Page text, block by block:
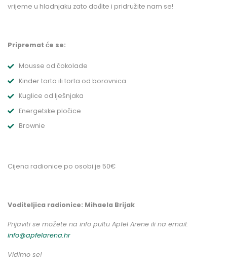
vrijeme u hladnjaku zato dođite i pridružite nam se!
Pripremat će se:
Mousse od čokolade
Kinder torta ili torta od borovnica
Kuglice od lješnjaka
Energetske pločice
Brownie
Cijena radionice po osobi je 50€
Voditeljica radionice: Mihaela Brijak
Prijaviti se možete na info pultu Apfel Arene ili na email:
info@apfelarena.hr
Vidimo se!